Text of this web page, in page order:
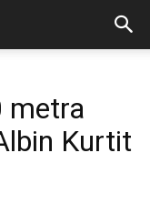
metra
Kurtit